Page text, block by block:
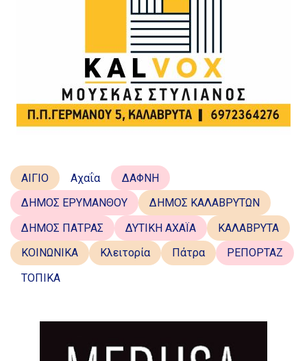
ΑΙΓΙΟ Αχαΐα
ΔΑΦΝΗ
ΔΗΜΟΣ ΕΡΥΜΑΝΘΟΥ
ΔΗΜΟΣ ΚΑΛΑΒΡΥΤΩΝ
ΔΗΜΟΣ ΠΑΤΡΑΣ
ΔΥΤΙΚΗ ΑΧΑΪΑ
ΚΑΛΑΒΡΥΤΑ
ΚΟΙΝΩΝΙΚΑ
Κλειτορία Πάτρα
ΡΕΠΟΡΤΑΖ
ΤΟΠΙΚΑ